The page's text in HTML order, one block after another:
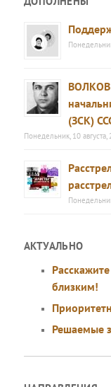
ВОЛКОВ
(ЗСК)
Понедельник, 10
АКТУАЛЬНО
близким!
Решаемые